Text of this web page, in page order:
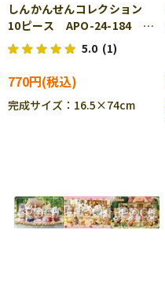
しんかんせんコレクション
10ピース APO-24-184
［CP-IT］
5.0 (1)
770円
完成サイズ：16.5×74cm